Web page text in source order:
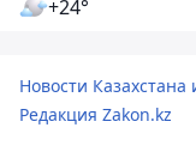
+24°
Новости
Редакция Zakon.kz